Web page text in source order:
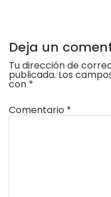
Deja un
Tu dirección de
publicada. Los
con *
Comentario *